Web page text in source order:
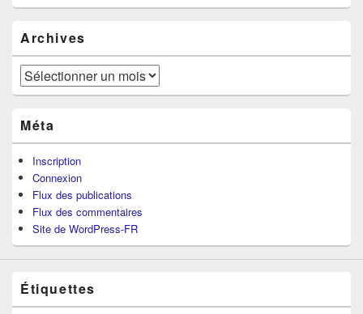
Archives
Archives
Méta
Inscription
Connexion
Flux des publications
Flux des commentaires
Site de WordPress-FR
Étiquettes